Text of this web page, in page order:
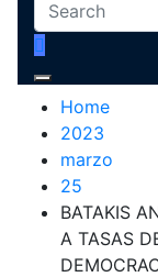
Home
2023
marzo
25
BATAKIS
A TASAS